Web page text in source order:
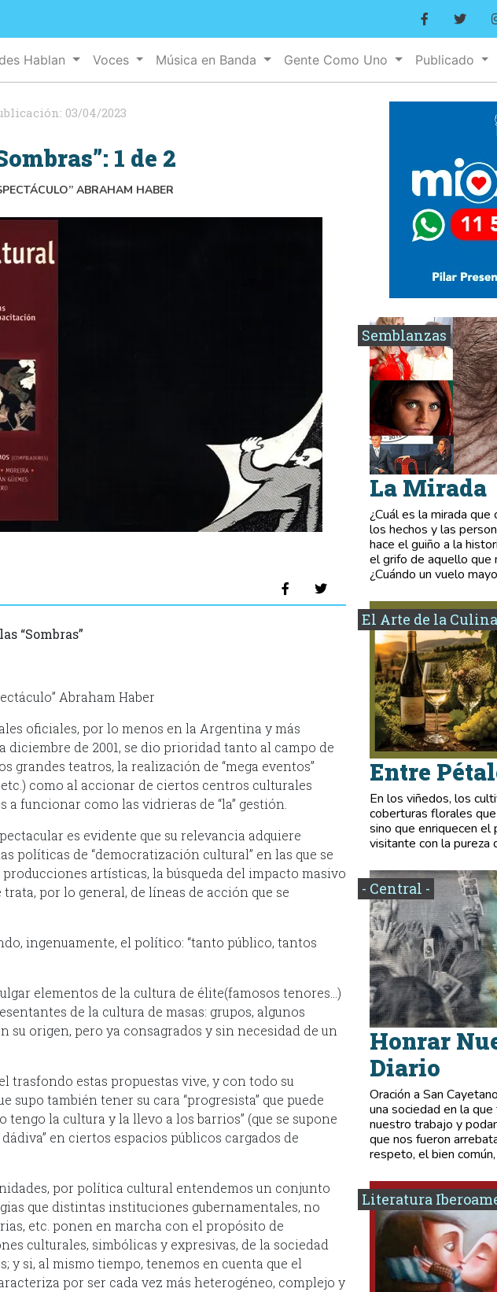
Hablan Voces Música en Banda Gente Como Uno Publicado
03/04/2023
1 de 2
ABRAHAM HABER
“Sombras”
Abraham Haber
oficiales, por lo menos en la Argentina y más
de 2001, se dio prioridad tanto al campo de
grandes teatros, la realización de “mega eventos”
como al accionar de ciertos centros culturales
funcionar como las vidrieras de “la” gestión.
es evidente que su relevancia adquiere
políticas de “democratización cultural” en las que se
artísticas, la búsqueda del impacto masivo
por lo general, de líneas de acción que se
ingenuamente, el político: “tanto público, tantos
elementos de la cultura de élite(famosos tenores…)
de la cultura de masas: grupos, algunos
origen, pero ya consagrados y sin necesidad de un
trasfondo estas propuestas vive, y con todo su
supo también tener su cara “progresista” que puede
tengo la cultura y la llevo a los barrios” (que se supone
en ciertos espacios públicos cargados de
por política cultural entendemos un conjunto
que distintas instituciones gubernamentales, no
etc. ponen en marcha con el propósito de
culturales, simbólicas y expresivas, de la sociedad
y si, al mismo tiempo, tenemos en cuenta que el
por ser cada vez más heterogéneo, complejo y
Semblanzas
La Mirada
¿Cuál es la mirada
los hechos y las
hace el guiño a la
el grifo de aquello que
¿Cuándo un vuelo
El Arte de la
Entre
En los viñedos, los
coberturas florales
sino que enriquecen el
visitante con la pureza
- Central -
Honrar
Diario
Oración a San
una sociedad en la
nuestro trabajo y
que nos fueron
respeto, el bien
Literatura